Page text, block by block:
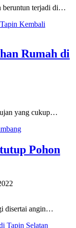
beruntun terjadi di…
Rumah di
yang cukup…
Pohon
disertai angin…